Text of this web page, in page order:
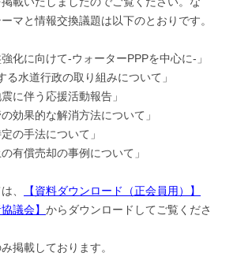
マと情報交換議題は以下のとおりです。
化に向けて-ウォーターPPPを中心に-」
水道行政の取り組みについて」
に伴う応援活動報告」
効果的な解消方法について」
の手法について」
有償売却の事例について」
、
【資料ダウンロード（正会員用）】
議会】 からダウンロードしてご覧くださ
掲載しております。